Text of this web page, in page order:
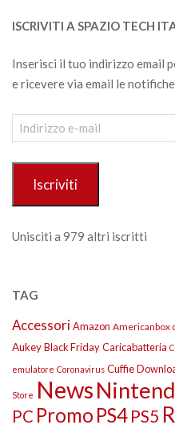
ISCRIVITI A SPAZIO TECH
Inserisci il tuo indirizzo email
e ricevere via email le
Indirizzo
e-
Iscriviti
Unisciti a 979 altri iscritti
TAG
AccessoriAmazon Americanbox
AukeyBlack FridayCaricabatteria
emulatore Coronavirus Cuffie
Store News
PC Promo PS4PS5